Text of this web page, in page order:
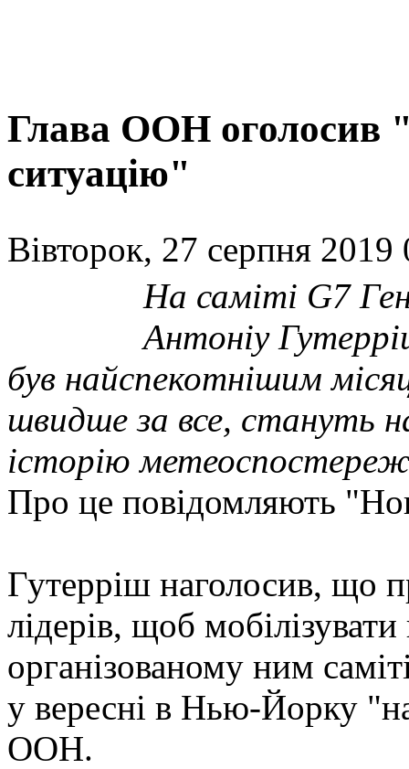
Глава ООН оголосив
ситуацію"
Вівторок, 27 серпня
На саміті G7
Антоніу
був найспекотнішим
швидше за все, стануть
історію
Про це повідомляють
Гутерріш наголосив, що
лідерів, щоб
організованому ним
у вересні в Нью-Йорку
ООН.